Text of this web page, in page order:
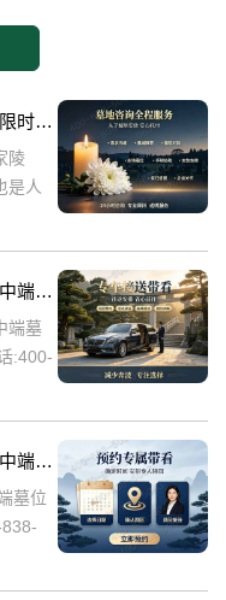
清东陵万佛园中端景观墓碑完整价格 限时减免多年管理费详解
陵
是人
，
清东陵万佛园皇家园林墓碑分层定价 中端墓位限时大额让利详解
端墓
:400-
著名
清东陵万佛园皇家景观墓碑分层底价 中端墓位限时直降上万
墓位
的皇